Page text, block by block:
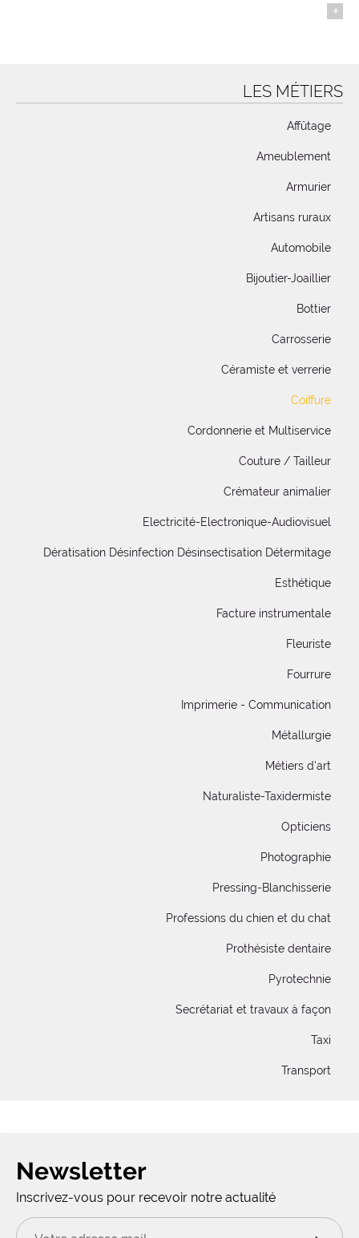
+
LES MÉTIERS
Affûtage
Ameublement
Armurier
Artisans ruraux
Automobile
Bijoutier-Joaillier
Bottier
Carrosserie
Céramiste et verrerie
Coiffure
Cordonnerie et Multiservice
Couture / Tailleur
Crémateur animalier
Electricité-Electronique-Audiovisuel
Dératisation Désinfection Désinsectisation Détermitage
Esthétique
Facture instrumentale
Fleuriste
Fourrure
Imprimerie - Communication
Métallurgie
Métiers d'art
Naturaliste-Taxidermiste
Opticiens
Photographie
Pressing-Blanchisserie
Professions du chien et du chat
Prothésiste dentaire
Pyrotechnie
Secrétariat et travaux à façon
Taxi
Transport
Newsletter
Inscrivez-vous pour recevoir notre actualité